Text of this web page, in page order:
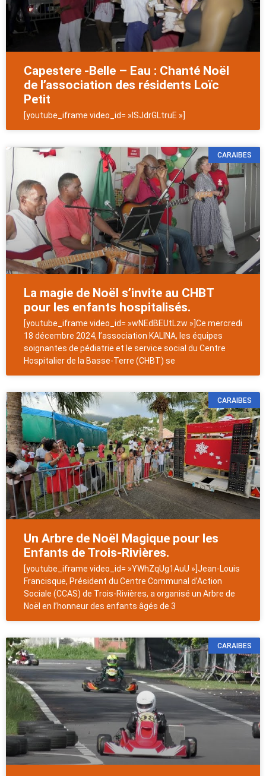
Capestere -Belle – Eau : Chanté Noël
de l’association des résidents Loïc
Petit
[youtube_iframe video_id= »ISJdrGLtruE »]
CARAIBES
La magie de Noël s’invite au CHBT
pour les enfants hospitalisés.
[youtube_iframe video_id= »wNEdBEUtLzw »]Ce mercredi
18 décembre 2024, l’association KALINA, les équipes
soignantes de pédiatrie et le service social du Centre
Hospitalier de la Basse-Terre (CHBT) se
CARAIBES
Un Arbre de Noël Magique pour les
Enfants de Trois-Rivières.
[youtube_iframe video_id= »YWhZqUg1AuU »]Jean-Louis
Francisque, Président du Centre Communal d’Action
Sociale (CCAS) de Trois-Rivières, a organisé un Arbre de
Noël en l’honneur des enfants âgés de 3
CARAIBES